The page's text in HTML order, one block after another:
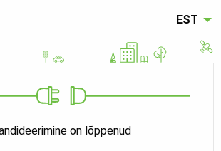
EST
on lõppenud